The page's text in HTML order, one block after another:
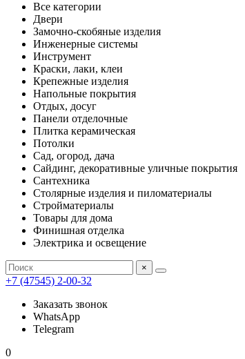
Все категории
Двери
Замочно-скобяные изделия
Инженерные системы
Инструмент
Краски, лаки, клеи
Крепежные изделия
Напольные покрытия
Отдых, досуг
Панели отделочные
Плитка керамическая
Потолки
Сад, огород, дача
Сайдинг, декоративные уличные покрытия
Сантехника
Столярные изделия и пиломатериалы
Стройматериалы
Товары для дома
Финишная отделка
Электрика и освещение
×
+7 (47545) 2-00-32
Заказать звонок
WhatsApp
Telegram
0